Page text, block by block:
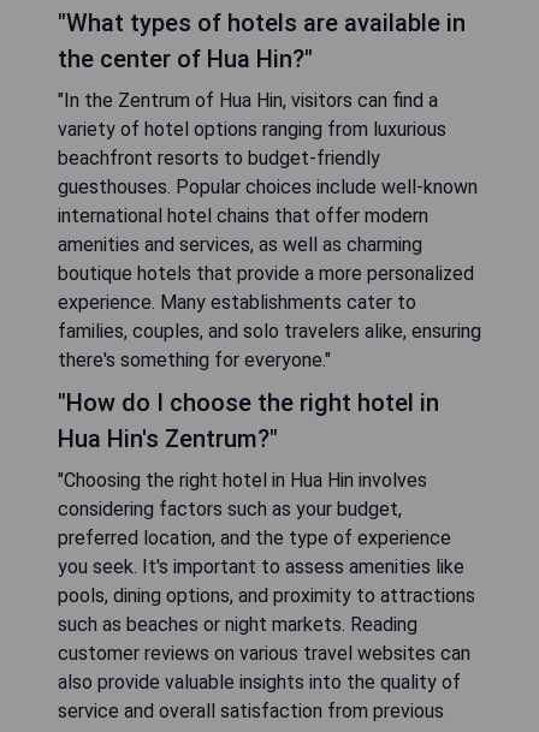
"What types of hotels are available in
the center of Hua Hin?"
"In the Zentrum of Hua Hin, visitors can find a
variety of hotel options ranging from luxurious
beachfront resorts to budget-friendly
guesthouses. Popular choices include well-known
international hotel chains that offer modern
amenities and services, as well as charming
boutique hotels that provide a more personalized
experience. Many establishments cater to
families, couples, and solo travelers alike, ensuring
there's something for everyone."
"How do I choose the right hotel in
Hua Hin's Zentrum?"
"Choosing the right hotel in Hua Hin involves
considering factors such as your budget,
preferred location, and the type of experience
you seek. It's important to assess amenities like
pools, dining options, and proximity to attractions
such as beaches or night markets. Reading
customer reviews on various travel websites can
also provide valuable insights into the quality of
service and overall satisfaction from previous